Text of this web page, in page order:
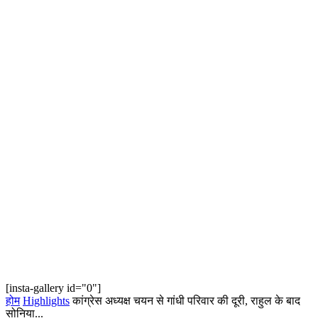
[insta-gallery id="0"]
होम Highlights कांग्रेस अध्यक्ष चयन से गांधी परिवार की दूरी, राहुल के बाद
सोनिया...